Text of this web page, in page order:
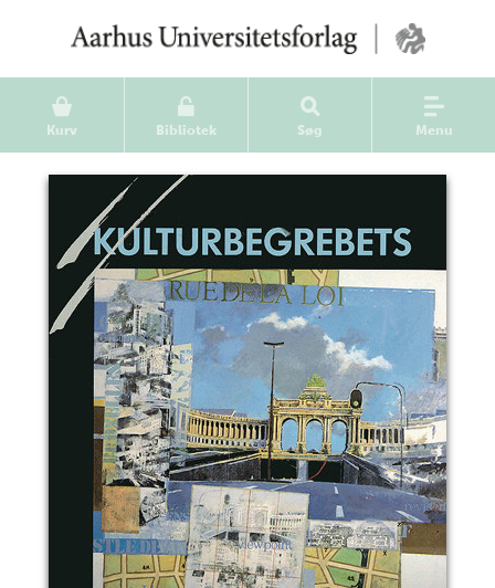
Kurv Bibliotek Søg Menu